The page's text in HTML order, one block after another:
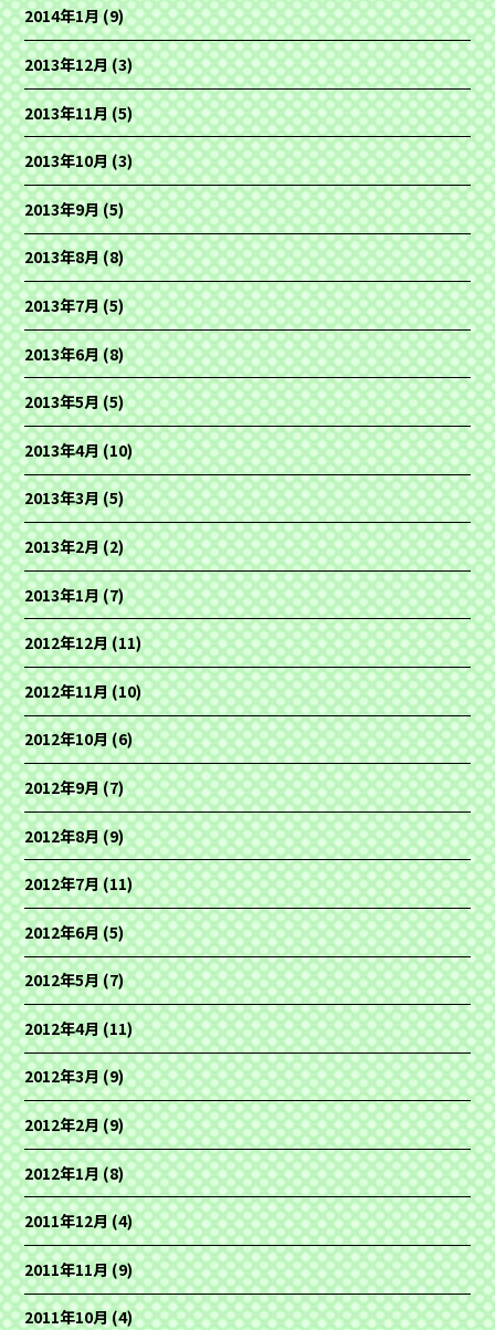
2014年1月(9)
2013年12月(3)
2013年11月(5)
2013年10月(3)
2013年9月(5)
2013年8月(8)
2013年7月(5)
2013年6月(8)
2013年5月(5)
2013年4月(10)
2013年3月(5)
2013年2月(2)
2013年1月(7)
2012年12月(11)
2012年11月(10)
2012年10月(6)
2012年9月(7)
2012年8月(9)
2012年7月(11)
2012年6月(5)
2012年5月(7)
2012年4月(11)
2012年3月(9)
2012年2月(9)
2012年1月(8)
2011年12月(4)
2011年11月(9)
2011年10月(4)